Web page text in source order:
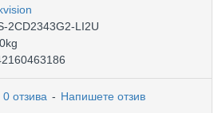
2CD2343G2-LI2U
0 отзива - Напишете отзив